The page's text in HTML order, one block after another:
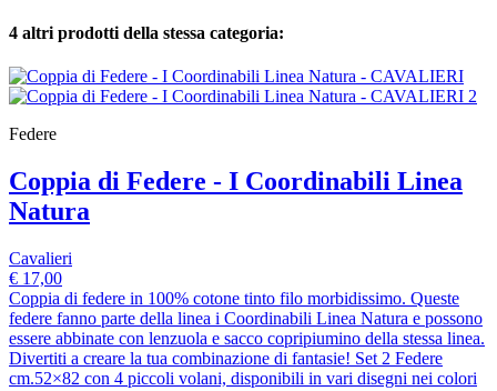
4 altri prodotti della stessa categoria:
Federe
Coppia di Federe - I Coordinabili Linea
Natura
Cavalieri
€ 17,00
Coppia di federe in 100% cotone tinto filo morbidissimo. Queste
federe fanno parte della linea i Coordinabili Linea Natura e possono
essere abbinate con lenzuola e sacco copripiumino della stessa linea.
Divertiti a creare la tua combinazione di fantasie! Set 2 Federe
cm.52×82 con 4 piccoli volani, disponibili in vari disegni nei colori